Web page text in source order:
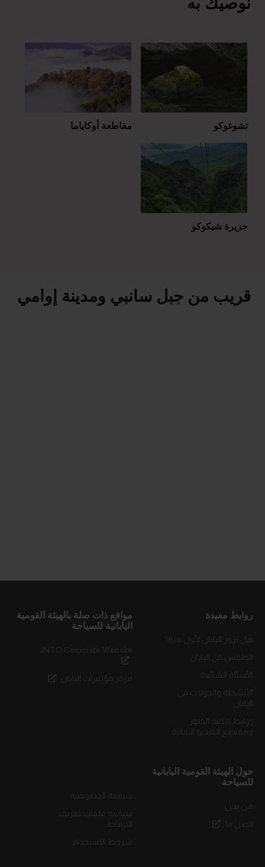
تشوغوكو مقاطعة أوكاياما
جزيرة شيكوكو
قريب من جبل سانبي ومدينة إوامي
روابط مفيدة
مواقع ذات صلة بالهيئة القومية
اليابانية للسياحة
حول الهيئة القومية اليابانية
للسياحة